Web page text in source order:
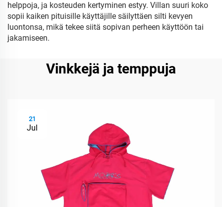
helppoja, ja kosteuden kertyminen estyy. Villan suuri koko
sopii kaiken pituisille käyttäjille säilyttäen silti kevyen
luontonsa, mikä tekee siitä sopivan perheen käyttöön tai
jakamiseen.
Vinkkejä ja temppuja
21
Jul